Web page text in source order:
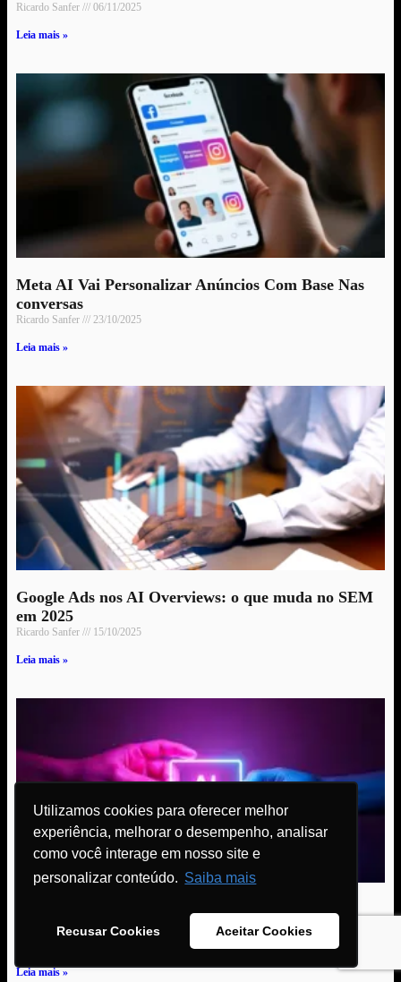
Utilizamos cookies para oferecer melhor
experiência, melhorar o desempenho, analisar
como você interage em nosso site e
personalizar conteúdo. Saiba mais
Recusar Cookies Aceitar Cookies
Ricardo Sanfer 06/11/2025
Leia mais »
Meta AI Vai Personalizar Anúncios Com Base Nas
conversas
Ricardo Sanfer 23/10/2025
Leia mais »
Google Ads nos AI Overviews: o que muda no SEM
em 2025
Ricardo Sanfer 15/10/2025
Leia mais »
Adobe IA Revoluciona o Marketing Digital com
Hiperpersonalização
15/09/2025
Leia mais »